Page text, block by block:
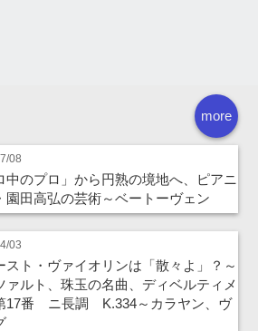
more
08
中のプロ」から円熟の境地へ、ピアニ
園田高弘の芸術～ベートーヴェン
03
スト・ヴァイオリンは「散々よ」？～
ァルト、珠玉の名曲、ディベルティメ
17番 ニ長調 K.334～カラヤン、ヴ